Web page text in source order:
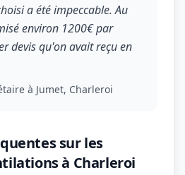
a été impeccable. Au
environ 1200€ par
devis qu'on avait reçu en
à Jumet, Charleroi
sur les
à Charleroi